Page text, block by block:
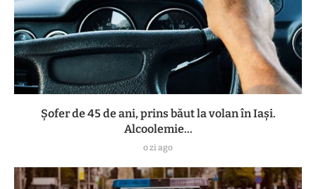
Șofer de 45 de ani, prins băut la volan în Iași.
Alcoolemie...
o zi ago